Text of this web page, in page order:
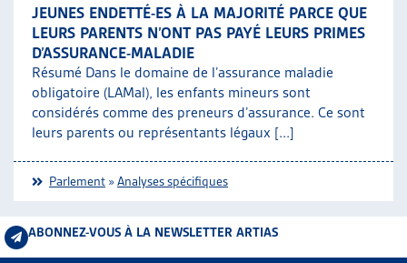
JEUNES ENDETTÉ-ES À LA MAJORITÉ PARCE QUE
LEURS PARENTS N’ONT PAS PAYÉ LEURS PRIMES
D’ASSURANCE-MALADIE
Résumé Dans le domaine de l’assurance maladie
obligatoire (LAMal), les enfants mineurs sont
considérés comme des preneurs d’assurance. Ce sont
leurs parents ou représentants légaux [...]
Parlement »Analyses spécifiques
ABONNEZ-VOUS À LA NEWSLETTER ARTIAS